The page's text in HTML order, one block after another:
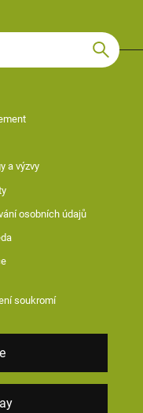
a výzvy
osobních údajů
soukromí